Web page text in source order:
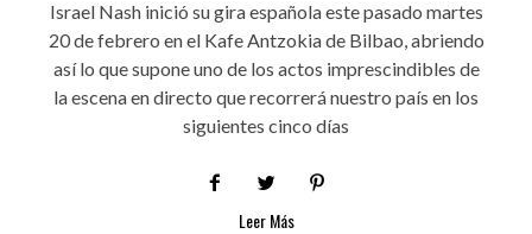
Israel Nash inició su gira española este pasado martes
20 de febrero en el Kafe Antzokia de Bilbao, abriendo
así lo que supone uno de los actos imprescindibles de
la escena en directo que recorrerá nuestro país en los
siguientes cinco días
Leer Más